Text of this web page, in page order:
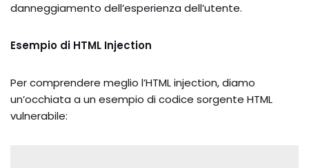
danneggiamento dell’esperienza dell’utente.
Esempio di HTML Injection
Per comprendere meglio l’HTML injection, diamo
un’occhiata a un esempio di codice sorgente HTML
vulnerabile: